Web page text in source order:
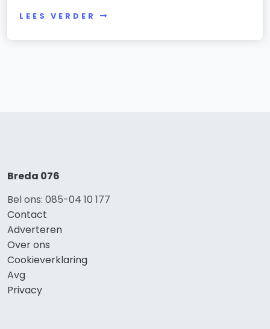
LEES VERDER
Breda 076
Bel ons: 085-04 10 177
Contact
Adverteren
Over ons
Cookieverklaring
Avg
Privacy